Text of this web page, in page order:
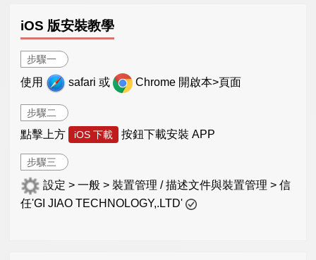
iOS 版安裝教學
步驟一
使用 safari 或 Chrome 開啟本>頁面
步驟二
點擊上方 iOS 下載 按鈕下載安裝 APP
步驟三
設定 > 一般 > 裝置管理 / 描述文件與裝置管理 > 信
任'GI JIAO TECHNOLOGY,.LTD'